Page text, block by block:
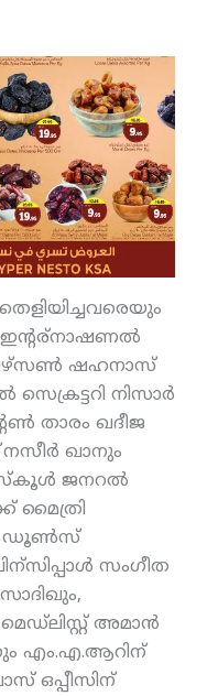
ഇന്റര്‌നാഷണല്‍
ഷഹനാസ്
നിസാര്‍
താരം ഖദീജ
ഖാനും
ജനറല്‍
മൈത്രി
ഡൂണ്‍സ്
സംഗീത
അമാന്‍
എം.എ.ആറിന്
ഒപ്പീസിന്